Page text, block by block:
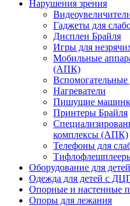
Нарушения зрения
Гаджеты для
Дисплеи Брайля
Игры для
Мобильные
(АПК)
Вспомогательные
Нагреватели
Пишущие
Принтеры Брайля
комплексы (АПК)
Телефоны для
Оборудование для
Одежда для детей с
Опорные и настенные
Опоры для лежания